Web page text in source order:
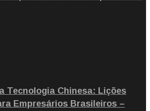
Tecnologia Chinesa: Lições
Empresários Brasileiros –